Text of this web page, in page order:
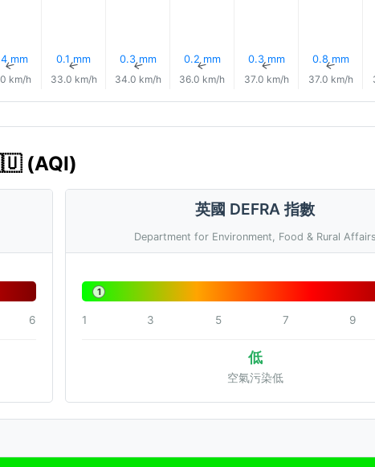
mm
↑
km/h
0.1 mm
↑
33.0 km/h
0.3 mm
↑
34.0 km/h
0.2 mm
↑
36.0 km/h
0.3 mm
↑
37.0 km/h
0.8 mm
↑
37.0 km/h
(AQI)
6
英國 DEFRA 指數
Department for Environment, Food & Rural
1
1 3 5 7 9
低
空氣污染低